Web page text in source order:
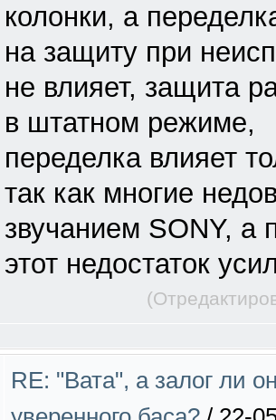
колонки, а
на защиту при
не влияет, защита
в штатном режиме,
переделка влияет
так как многие
звучанием SONY, а
этот недостаток
RE: "Вата", а залог ли